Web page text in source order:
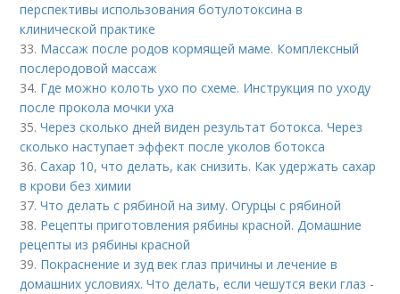
перспективы использования ботулотоксина в
клинической практике
33. Массаж после родов кормящей маме. Комплексный
послеродовой массаж
34. Где можно колоть ухо по схеме. Инструкция по уходу
после прокола мочки уха
35.Через сколько дней виден результат ботокса. Через
сколько наступает эффект после уколов ботокса
36.Сахар 10, что делать, как снизить. Как удержать сахар
в крови без химии
37.Что делать с рябиной на зиму. Огурцы с рябиной
38. Рецепты приготовления рябины красной. Домашние
рецепты из рябины красной
39. Покраснение и зуд век глаз причины и лечение в
домашних условиях. Что делать, если чешутся веки глаз -